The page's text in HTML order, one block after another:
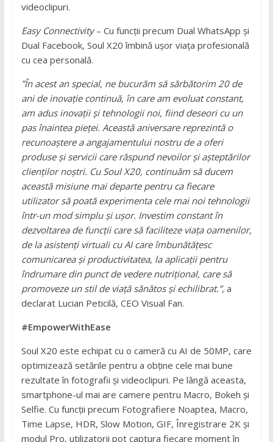
videoclipuri.
Easy Connectivity– Cu funcții precum Dual WhatsApp și
Dual Facebook, Soul X20 îmbină ușor viața profesională
cu cea personală.
”În acest an special, ne bucurăm să sărbătorim 20 de
ani de inovație continuă, în care am evoluat constant,
am adus inovații și tehnologii noi, fiind deseori cu un
pas înaintea pieței. Această aniversare reprezintă o
recunoaștere a angajamentului nostru de a oferi
produse și servicii care răspund nevoilor și așteptărilor
clienților noștri. Cu Soul X20, continuăm să ducem
această misiune mai departe pentru ca fiecare
utilizator să poată experimenta cele mai noi tehnologii
într-un mod simplu și ușor. Investim constant în
dezvoltarea de funcții care să faciliteze viața oamenilor,
de la asistenți virtuali cu AI care îmbunătățesc
comunicarea și productivitatea, la aplicații pentru
îndrumare din punct de vedere nutrițional, care să
promoveze un stil de viață sănătos și echilibrat.”, a
declarat Lucian Peticilă, CEO Visual Fan.
#EmpowerWithEase
Soul X20 este echipat cu o cameră cu AI de 50MP, care
optimizează setările pentru a obține cele mai bune
rezultate în fotografii și videoclipuri. Pe lângă aceasta,
smartphone-ul mai are camere pentru Macro, Bokeh și
Selfie. Cu funcții precum Fotografiere Noaptea, Macro,
Time Lapse, HDR, Slow Motion, GIF, Înregistrare 2K și
modul Pro, utilizatorii pot captura fiecare moment în